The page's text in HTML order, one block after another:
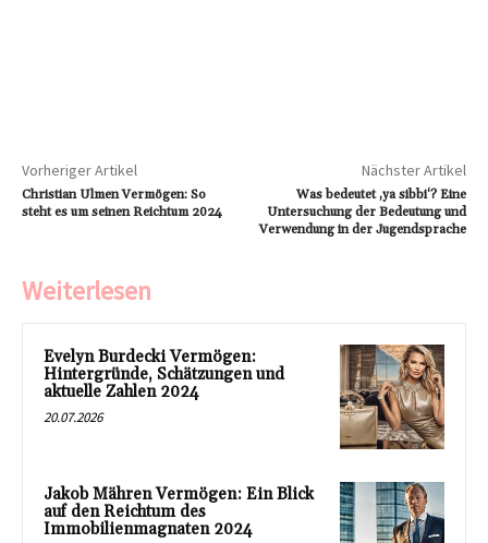
Vorheriger Artikel
Christian Ulmen Vermögen: So
steht es um seinen Reichtum 2024
Nächster Artikel
Was bedeutet ‚ya sibbi‘? Eine
Untersuchung der Bedeutung und
Verwendung in der Jugendsprache
Weiterlesen
Evelyn Burdecki Vermögen:
Hintergründe, Schätzungen und
aktuelle Zahlen 2024
20.07.2026
Jakob Mähren Vermögen: Ein Blick
auf den Reichtum des
Immobilienmagnaten 2024